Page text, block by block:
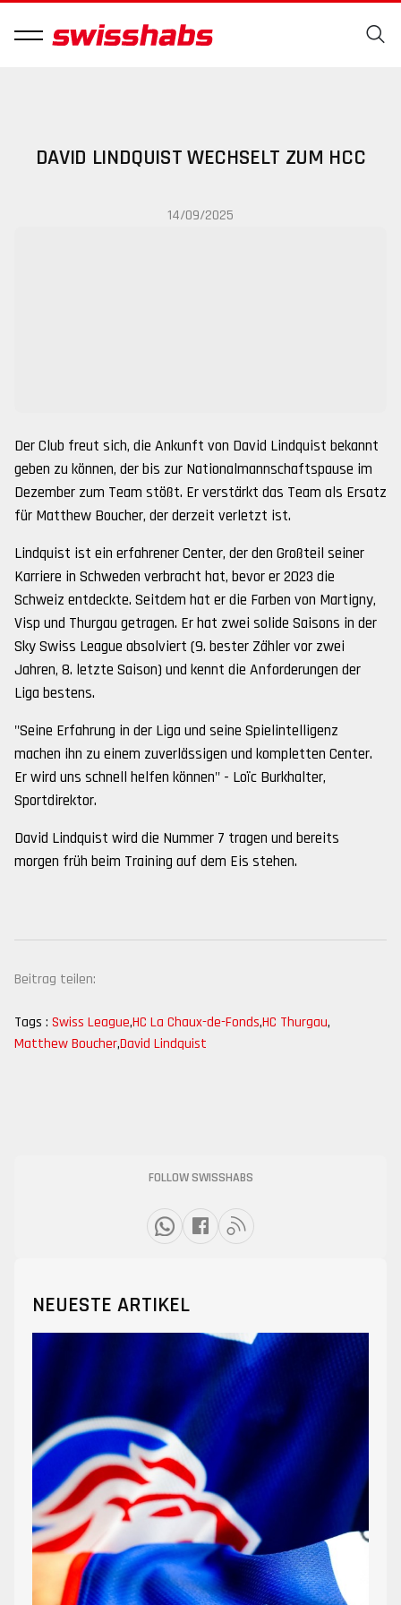
DAVID LINDQUIST WECHSELT ZUM HCC
14/09/2025
Der Club freut sich, die Ankunft von David Lindquist bekannt
geben zu können, der bis zur Nationalmannschaftspause im
Dezember zum Team stößt. Er verstärkt das Team als Ersatz
für Matthew Boucher, der derzeit verletzt ist.
Lindquist ist ein erfahrener Center, der den Großteil seiner
Karriere in Schweden verbracht hat, bevor er 2023 die
Schweiz entdeckte. Seitdem hat er die Farben von Martigny,
Visp und Thurgau getragen. Er hat zwei solide Saisons in der
Sky Swiss League absolviert (9. bester Zähler vor zwei
Jahren, 8. letzte Saison) und kennt die Anforderungen der
Liga bestens.
"Seine Erfahrung in der Liga und seine Spielintelligenz
machen ihn zu einem zuverlässigen und kompletten Center.
Er wird uns schnell helfen können" - Loïc Burkhalter,
Sportdirektor.
David Lindquist wird die Nummer 7 tragen und bereits
morgen früh beim Training auf dem Eis stehen.
Beitrag teilen:
Tags : Swiss League,HC La Chaux-de-Fonds,HC Thurgau,
Matthew Boucher,David Lindquist
FOLLOW SWISSHABS
NEUESTE ARTIKEL